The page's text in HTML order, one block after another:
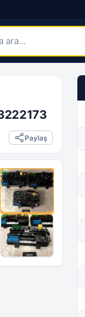
Paylaş